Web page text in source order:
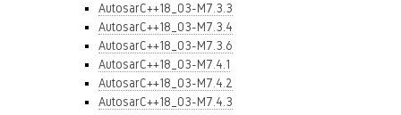
AutosarC++18_03-M7.3.3
AutosarC++18_03-M7.3.4
AutosarC++18_03-M7.3.6
AutosarC++18_03-M7.4.1
AutosarC++18_03-M7.4.2
AutosarC++18_03-M7.4.3